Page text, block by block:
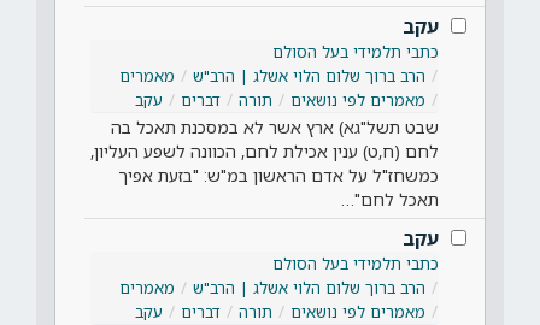
עקב
כתבי תלמידי בעל הסולם
הרב ברוך שלום הלוי אשלג | הרב"ש
מאמרים
מאמרים לפי נושאים
תורה דברים עקב
שבט תשל"גא) ארץ אשר לא במסכנת תאכל בה
לחם (ח,ט) ענין אכילת לחם, הכוונה לשפע העליון,
כמשחז"ל על אדם הראשון במ"ש: "בזעת אפיך
תאכל לחם"…
עקב
כתבי תלמידי בעל הסולם
הרב ברוך שלום הלוי אשלג | הרב"ש
מאמרים
מאמרים לפי נושאים
תורה דברים עקב